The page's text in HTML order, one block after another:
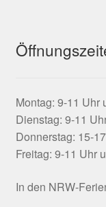
Montag: 9-11 Uhr
Dienstag: 9-11
Donnerstag: 15-
Freitag: 9-11 Uhr
In den NRW-